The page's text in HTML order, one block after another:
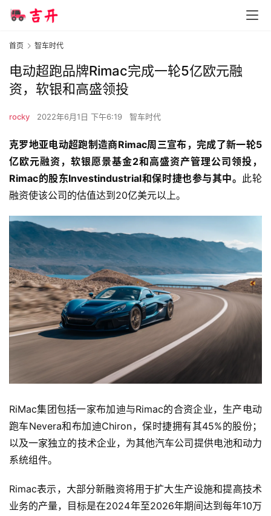
首
页
首页 智车时代
电动超跑品牌Rimac完成一轮5亿欧元融
资，软银和高盛领投
rocky 2022年6月1日 下午6:19 智车时代
克罗地亚电动超跑制造商Rimac周三宣布，完成了新一轮5
亿欧元融资，软银愿景基金2和高盛资产管理公司领投，
Rimac的股东Investindustrial和保时捷也参与其中。 此轮
融资使该公司的估值达到20亿美元以上。
RiMac集团包括一家布加迪与Rimac的合资企业，生产电动
跑车Nevera和布加迪Chiron，保时捷拥有其45%的股份；
以及一家独立的技术企业，为其他汽车公司提供电池和动力
系统组件。
Rimac表示，大部分新融资将用于扩大生产设施和提高技术
业务的产量，目标是在2024年至2026年期间达到每年10万